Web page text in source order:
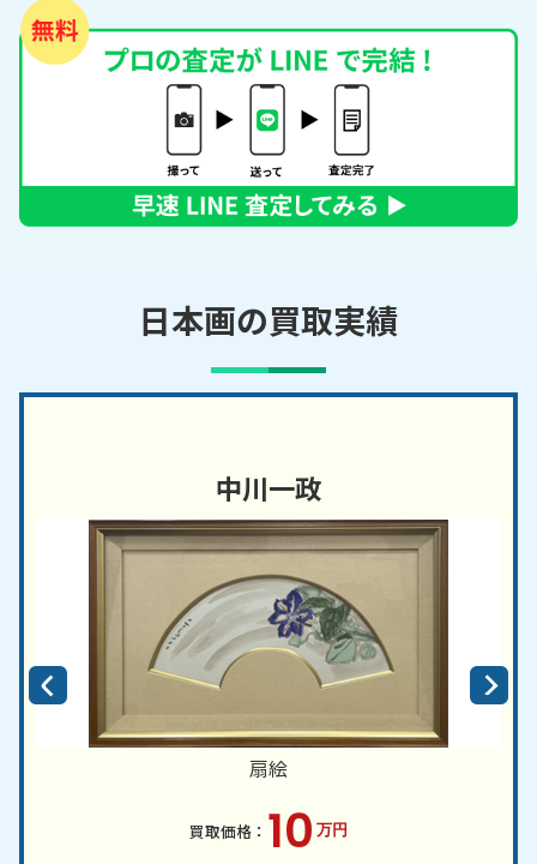
日本画の買取実績
中川一政
扇絵
10 万円